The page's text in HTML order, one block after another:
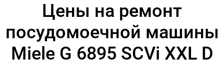
Цены на ремонт
посудомоечной машины
Miele G 6895 SCVi XXL D